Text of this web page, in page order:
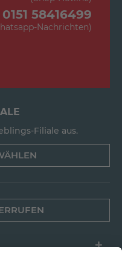
0151 58416499
Nachrichten)
Filiale aus.